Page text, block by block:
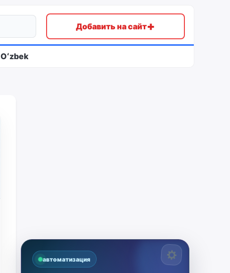
Добавить на сайт+
Oʻzbek
автоматизация